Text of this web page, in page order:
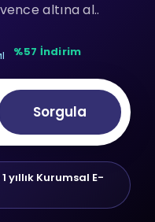
altına al..
%57 İndirim
Sorgula
1 yıllık Kurumsal E-